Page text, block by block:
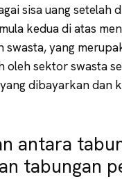
sisa uang setelah
kedua di atas
swasta, yang
oleh sektor swasta
dibayarkan dan
antara
tabungan